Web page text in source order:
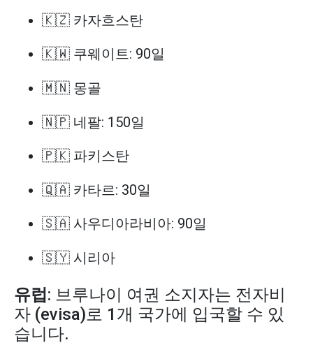
🇰🇿 카자흐스탄
🇰🇼 쿠웨이트: 90일
🇲🇳 몽골
🇳🇵 네팔: 150일
🇵🇰 파키스탄
🇶🇦 카타르: 30일
🇸🇦 사우디아라비아: 90일
🇸🇾 시리아
유럽 : 브루나이 여권 소지자는 전자비
자 (evisa)로 1개 국가에 입국할 수 있
습니다.